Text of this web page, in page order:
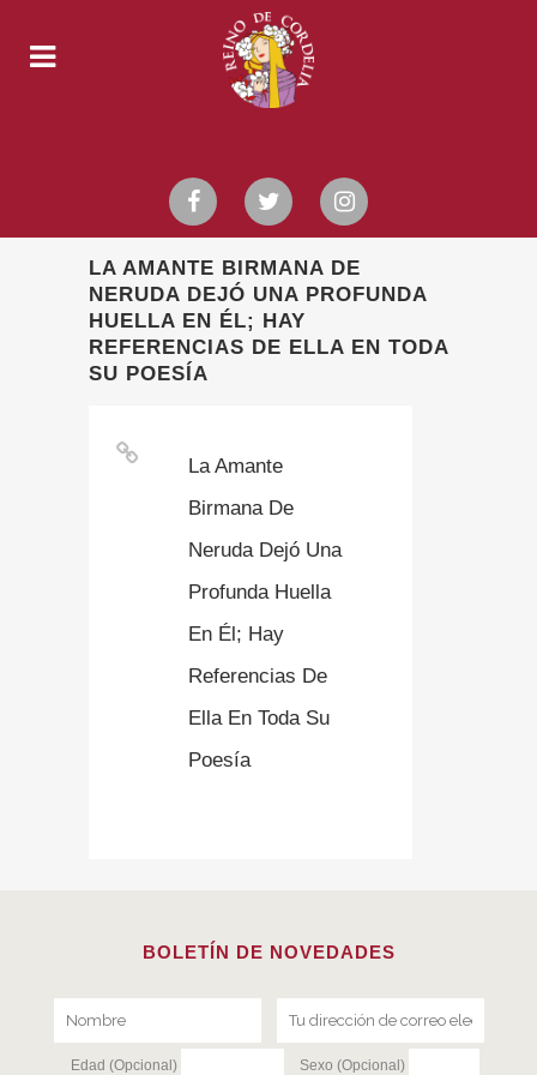
LA AMANTE BIRMANA DE
NERUDA DEJÓ UNA PROFUNDA
HUELLA EN ÉL; HAY
REFERENCIAS DE ELLA EN TODA
SU POESÍA
La Amante
Birmana De
Neruda Dejó Una
Profunda Huella
En Él; Hay
Referencias De
Ella En Toda Su
Poesía
BOLETÍN DE NOVEDADES
Edad (Opcional) Sexo (Opcional)